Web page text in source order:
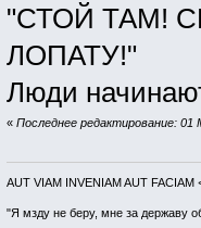
"СТОЙ ТАМ!
ЛОПАТУ!"
Люди
« Последнее редактирование:
AUT VIAM INVENIAM AUT FACIAM
"Я мзду не беру, мне за державу